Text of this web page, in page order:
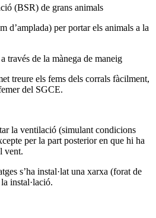
(BSR) de grans animals
d’amplada) per portar els animals a la
través de la mànega de maneig
treure els fems dels corrals fàcilment,
del SGCE.
la ventilació (simulant condicions
per la part posterior en que hi ha
vent.
s’ha instal·lat una xarxa (forat de
instal·lació.